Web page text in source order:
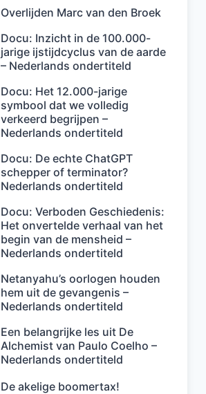
Overlijden Marc van den Broek
Docu: Inzicht in de 100.000-
jarige ijstijdcyclus van de aarde
– Nederlands ondertiteld
Docu: Het 12.000-jarige
symbool dat we volledig
verkeerd begrijpen –
Nederlands ondertiteld
Docu: De echte ChatGPT
schepper of terminator?
Nederlands ondertiteld
Docu: Verboden Geschiedenis:
Het onvertelde verhaal van het
begin van de mensheid –
Nederlands ondertiteld
Netanyahu’s oorlogen houden
hem uit de gevangenis –
Nederlands ondertiteld
Een belangrijke les uit De
Alchemist van Paulo Coelho –
Nederlands ondertiteld
De akelige boomertax!